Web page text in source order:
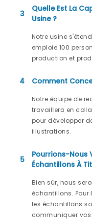
3
Quelle Est La
Usine ?
Notre usine
emploie 100
production et
4 Comment
Notre équipe de
travaillera en
pour développer
illustrations.
5
Pourrions-Nous
Échantillons À
Bien sûr, nous
échantillons. Pour
les échantillons
communiquer vos